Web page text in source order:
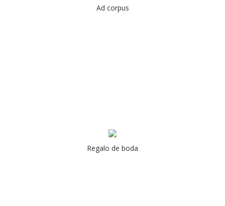
Ad corpus
Regalo de boda